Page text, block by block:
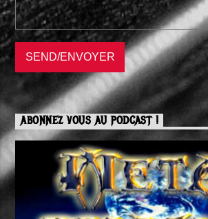
ABONNEZ VOUS AU PODCAST !